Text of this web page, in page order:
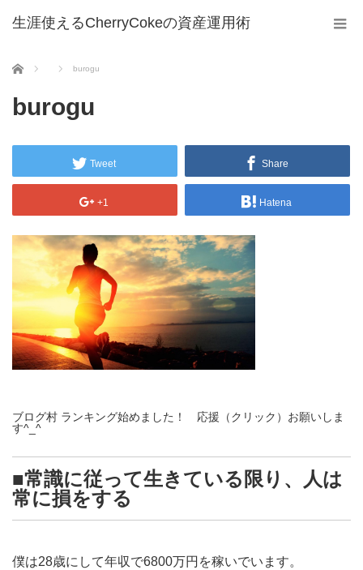
生涯使えるCherryCokeの資産運用術
ホーム burogu
burogu
Tweet Share
+1 Hatena
ブログ村 ランキング始めました！ 応援（クリック）お願いしま
す^_^
■常識に従って生きている限り、人は
常に損をする
僕は28歳にして年収で6800万円を稼いでいます。